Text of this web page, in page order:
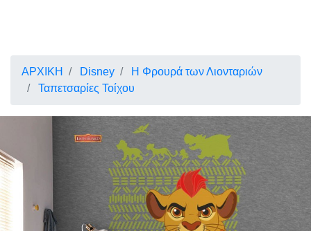
ΑΡΧΙΚΗ Disney
Η Φρουρά των Λιονταριών
Ταπετσαρίες Τοίχου